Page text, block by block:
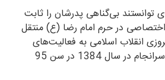
توانستند بی‌گناهی پدرشان را ثابت
در حرم امام رضا (ع) منتقل
انقلاب اسلامی به فعالیت‌های
مذهبی خود ادامه داد و سرانجام در سال 1384 در سن 95